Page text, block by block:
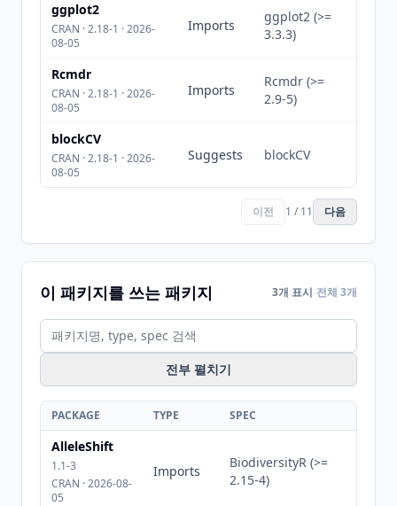
ggplot2
CRAN · 2.18-1 · 2026-
08-05
Imports
ggplot2 (>=
3.3.3)
Rcmdr
CRAN · 2.18-1 · 2026-
08-05
Imports
Rcmdr (>=
2.9-5)
blockCV
CRAN · 2.18-1 · 2026-
08-05
Suggests blockCV
이전 1 / 11 다음
이 패키지를 쓰는 패키지 3개 표시 전체 3개
전부 펼치기
PACKAGE TYPE SPEC
AlleleShift
1.1-3
CRAN · 2026-08-
05
Imports
BiodiversityR (>=
2.15-4)